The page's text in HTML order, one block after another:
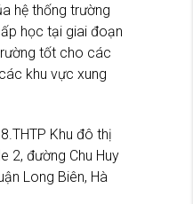
hệ thống trường
học tại giai đoạn
tốt cho các
khu vực xung
Khu đô thị
2, đường Chu Huy
Long Biên, Hà